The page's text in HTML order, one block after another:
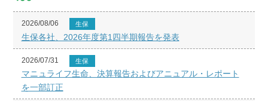
2026/08/06 生保
生保各社、2026年度第1四半期報告を発表
2026/07/31 生保
マニュライフ生命、決算報告およびアニュアル・レポート
を一部訂正